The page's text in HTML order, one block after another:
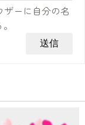
ーに自分の名